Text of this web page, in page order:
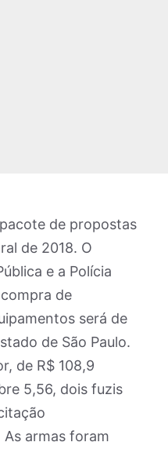
de propostas
de 2018. O
e a Polícia
de
será de
de São Paulo.
de R$ 108,9
5,56, dois fuzis
armas foram